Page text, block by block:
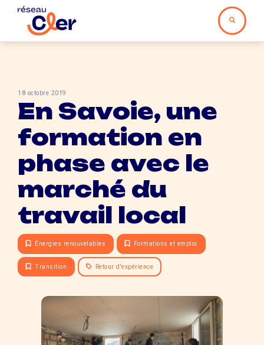
18 octobre 2019
En Savoie, une
formation en
phase avec le
marché du
travail local
Énergies renouvelables Formations et emploi
Transition Retour d'expérience